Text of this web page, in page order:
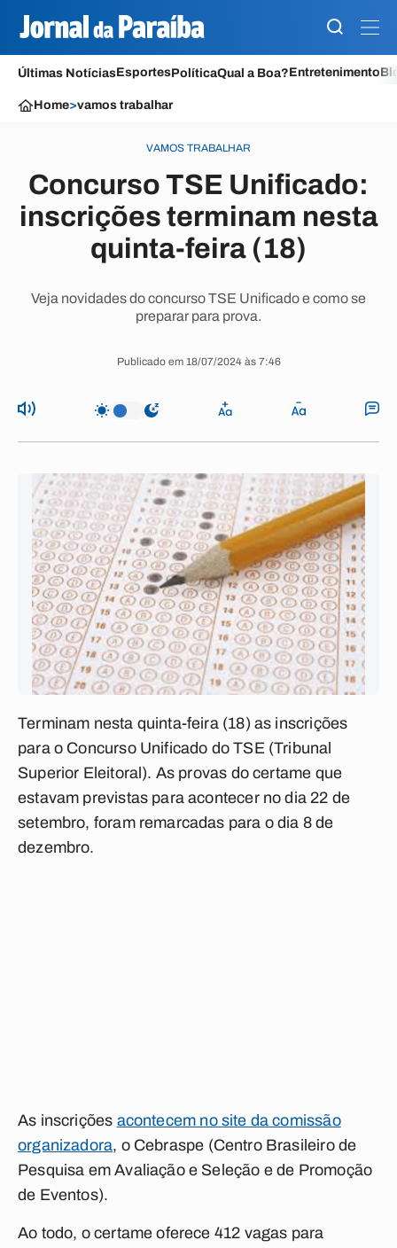
Últimas NotíciasEsportesPolíticaQual a Boa?Entretenimento
Home>vamos trabalhar
VAMOS TRABALHAR
Concurso TSE Unificado:
inscrições terminam nesta
quinta-feira (18)
Veja novidades do concurso TSE Unificado e como se
preparar para prova.
Publicado em 18/07/2024 às 7:46
Terminam nesta quinta-feira (18) as inscrições
para o Concurso Unificado do TSE (Tribunal
Superior Eleitoral). As provas do certame que
estavam previstas para acontecer no dia 22 de
setembro, foram remarcadas para o dia 8 de
dezembro.
As inscrições acontecem no site da comissão
organizadora, o Cebraspe (Centro Brasileiro de
Pesquisa em Avaliação e Seleção e de Promoção
de Eventos).
Ao todo, o certame oferece 412 vagas para